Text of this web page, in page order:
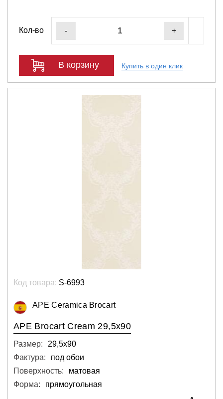
Кол-во - +
В корзину Купить в один клик
Код товара: S-6993
APE Ceramica Brocart
APE Brocart Cream 29,5x90
Размер:
29,5х90
Фактура:
под обои
Поверхность:
матовая
Форма:
прямоугольная